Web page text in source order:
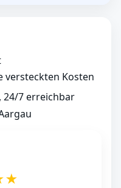
versteckten Kosten
24/7 erreichbar